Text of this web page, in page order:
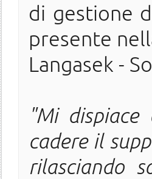
di gestione
presente
Langasek -
"Mi
cadere il
rilasciando